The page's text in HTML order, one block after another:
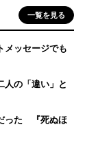
一覧を見る
ッセージでも
の「違い」と
った 『死ぬほ